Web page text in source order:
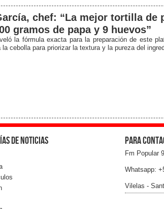
chef: “La mejor tortilla de
gramos de papa y 9 huevos”
la fórmula exacta para la preparación de este
la cebolla para priorizar la textura y la pureza del
de noticias Para
Fm Popular
Whatsapp:
Vilelas -